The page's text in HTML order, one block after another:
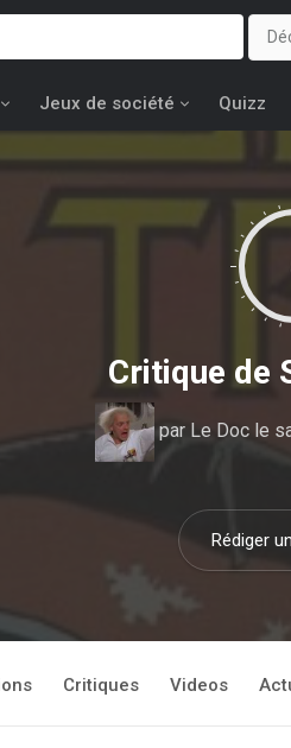
Jeux de société Quizz
Critique de
par Le Docle
Rédiger
Critiques Videos